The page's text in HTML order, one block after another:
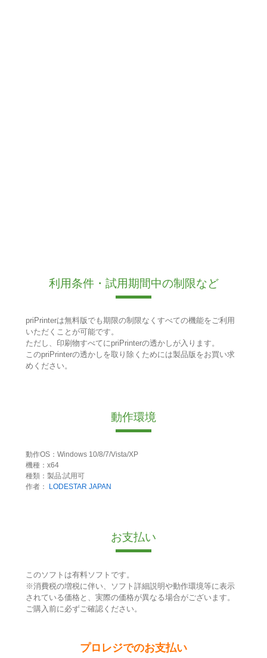
利用条件・試用期間中の制限など
priPrinterは無料版でも期限の制限なくすべての機能をご利用
いただくことが可能です。
ただし、印刷物すべてにpriPrinterの透かしが入ります。
このpriPrinterの透かしを取り除くためには製品版をお買い求
めください。
動作環境
動作OS：Windows 10/8/7/Vista/XP
機種：x64
種類：製品:試用可
作者：
LODESTAR JAPAN
お支払い
このソフトは有料ソフトです。
※消費税の増税に伴い、ソフト詳細説明や動作環境等に表示
されている価格と、実際の価格が異なる場合がございます。
ご購入前に必ずご確認ください。
プロレジでのお支払い